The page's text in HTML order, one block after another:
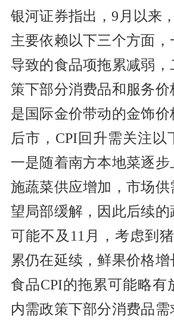
银河证券指出，9月以来
主要依赖以下三个方面
导致的食品项拖累减弱
策下部分消费品和服务
是国际金价带动的金饰价
后市，CPI回升需关注以
一是随着南方本地菜逐
施蔬菜供应增加，市场供
望局部缓解，因此后续的
可能不及11月，考虑到
累仍在延续，鲜果价格增
食品CPI的拖累可能略有
内需政策下部分消费品